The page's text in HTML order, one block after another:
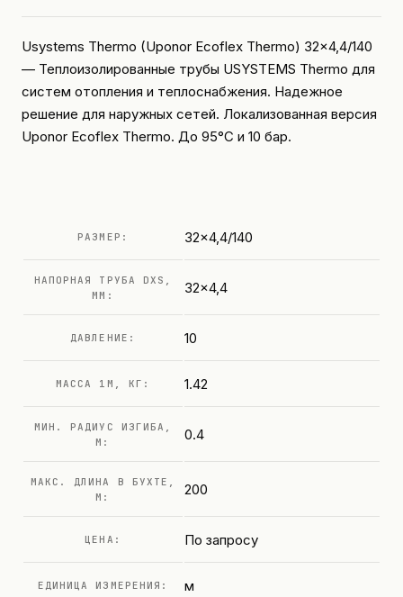
Usystems Thermo (Uponor Ecoflex Thermo) 32x4,4/140
— Теплоизолированные трубы USYSTEMS Thermo для
систем отопления и теплоснабжения. Надежное
решение для наружных сетей. Локализованная версия
Uponor Ecoflex Thermo. До 95°C и 10 бар.
РАЗМЕР: 32x4,4/140
НАПОРНАЯ ТРУБА DXS,
ММ:
32×4,4
ДАВЛЕНИЕ: 10
МАССА 1М, КГ: 1.42
МИН. РАДИУС ИЗГИБА,
М:
0.4
МАКС. ДЛИНА В БУХТЕ,
М:
200
ЦЕНА: По запросу
ЕДИНИЦА ИЗМЕРЕНИЯ: м